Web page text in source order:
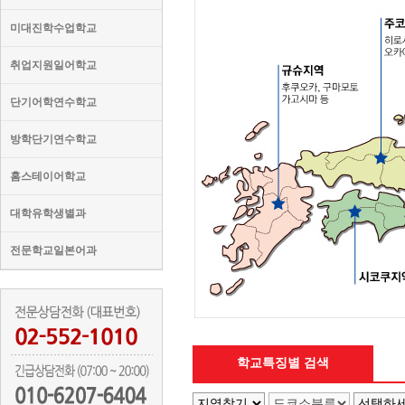
미대진학수업학교
취업지원일어학교
단기어학연수학교
방학단기연수학교
홈스테이어학교
대학유학생별과
전문학교일본어과
학교특징별 검색